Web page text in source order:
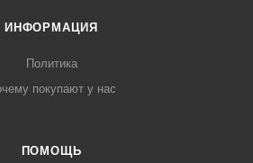
ИНФОРМАЦИЯ
Политика
покупают у нас
ПОМОЩЬ